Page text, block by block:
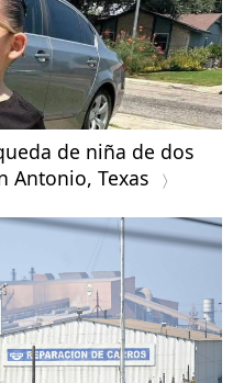
de niña de dos
Antonio, Texas